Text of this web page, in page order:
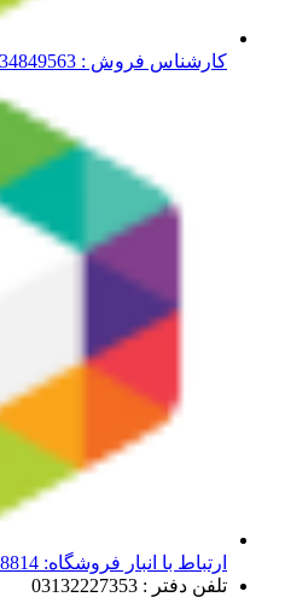
کارشناس فروش : 09134849563
ارتباط با انبار فروشگاه: 09132848814
تلفن دفتر : 03132227353